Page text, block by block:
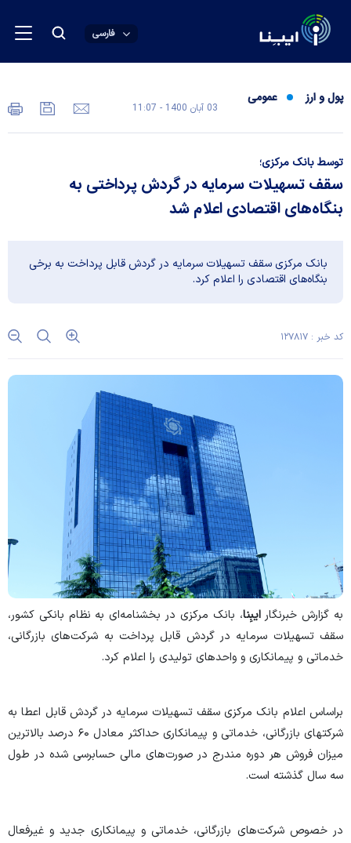
فارسی
پول و ارز عمومی
03 آبان 1400 - 11:07
توسط بانک مرکزی؛
سقف تسهیلات سرمایه در گردش پرداختی به
بنگاه‌های اقتصادی اعلام شد
بانک مرکزی سقف تسهیلات سرمایه در گردش قابل پرداخت به برخی
بنگاه‌های اقتصادی را اعلام کرد.
کد خبر : ۱۲۷۸۱۷
به گزارش خبرنگارایبِنا، بانک مرکزی در بخشنامه‌ای به نظام بانکی کشور،
سقف تسهیلات سرمایه در گردش قابل پرداخت به شرکت‌های بازرگانی،
خدماتی و پیمانکاری و واحدهای تولیدی را اعلام کرد.
براساس اعلام بانک مرکزی سقف تسهیلات سرمایه در گردش قابل اعطا به
شرکتهای بازرگانی، خدماتی و پیمانکاری حداکثر معادل ۶۰ درصد بالاترین
میزان فروش هر دوره مندرج در صورت‌های مالی حسابرسی شده در طول
سه سال گذشته است.
در خصوص شرکت‌های بازرگانی، خدماتی و پیمانکاری جدید و غیرفعال